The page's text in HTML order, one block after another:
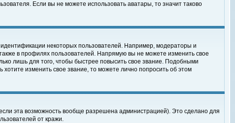
Если вы не можете использовать аватары, то значит таково
некоторых пользователей. Например, модераторы и
в профилях пользователей. Напрямую вы не можете изменить свое
лишь для того, чтобы быстрее повысить свое звание. Подобными
изменить свое звание, то можете лично попросить об этом
эта возможность вообще разрешена администрацией). Это сделано для
от кражи.